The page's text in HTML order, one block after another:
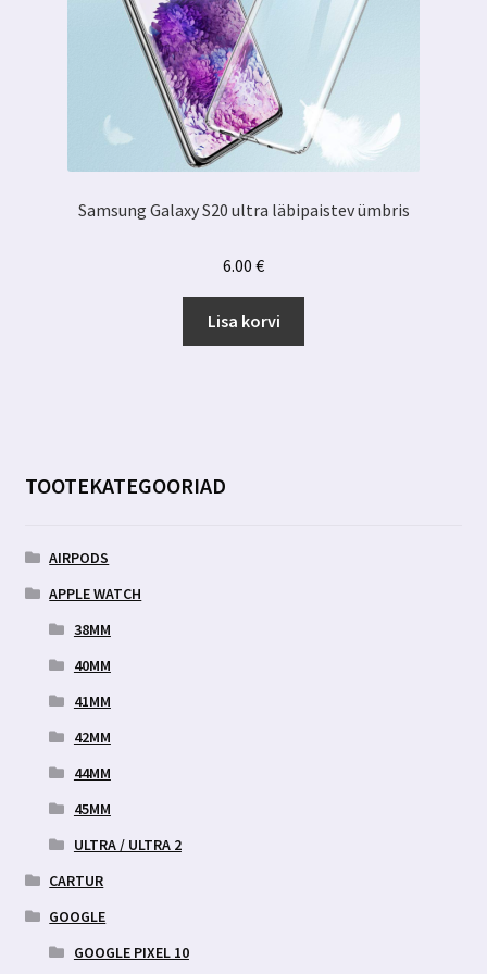
Samsung Galaxy S20 ultra läbipaistev ümbris
6.00 €
Lisa korvi
TOOTEKATEGOORIAD
AIRPODS
APPLE WATCH
38MM
40MM
41MM
42MM
44MM
45MM
ULTRA / ULTRA 2
CARTUR
GOOGLE
GOOGLE PIXEL 10